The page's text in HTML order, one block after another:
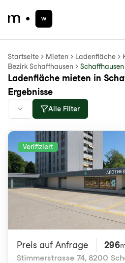
Startseite Mieten Ladenfläche
Bezirk Schaffhausen
Schaffhausen
Ladenfläche mieten in
Ergebnisse
Alle Filter
Verifiziert
Preis auf Anfrage 296
Stimmerstrasse 74, 8200